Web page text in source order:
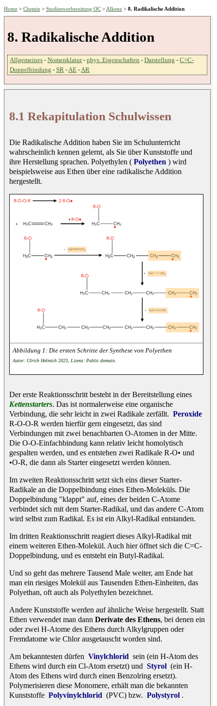
Home > Chemie > Studienvorbereitung OC > Alkene > 8. Radikalische Addition
8. Radikalische Addition
Allgemeines -Nomenklatur-phys. Eigenschaften -Darstellung -C=C-
Doppelbindung -SR - AE - AR
8.1 Rekapitulation Schulwissen
Die Radikalische Addition haben Sie im Schulunterricht
wahrscheinlich kennen gelernt, als Sie über Kunststoffe und
ihre Herstellung sprachen. Polyethylen ( Polyethen ) wird
beispielsweise aus Ethen über eine radikalische Addition
hergestellt.
Die ersten Schritte der Synthese von Polyethen
Autor: Ulrich Helmich 2023, Lizenz: Public domain.
Der erste Reaktionsschritt besteht in der Bereitstellung eines
Kettenstarters. Das ist normalerweise eine organische
Verbindung, die sehr leicht in zwei Radikale zerfällt. Peroxide
R-O-O-R werden hierfür gern eingesetzt, das sind
Verbindungen mit zwei benachbarten O-Atomen in der Mitte.
Die O-O-Einfachbindung kann relativ leicht homolytisch
gespalten werden, und es entstehen zwei Radikale R-O• und
•O-R, die dann als Starter eingesetzt werden können.
Im zweiten Reaktionsschritt setzt sich eins dieser Starter-
Radikale an die Doppelbindung eines Ethen-Moleküls. Die
Doppelbindung "klappt" auf, eines der beiden C-Atome
verbindet sich mit dem Starter-Radikal, und das andere C-Atom
wird selbst zum Radikal. Es ist ein Alkyl-Radikal entstanden.
Im dritten Reaktionsschritt reagiert dieses Alkyl-Radikal mit
einem weiteren Ethen-Molekül. Auch hier öffnet sich die C=C-
Doppelbindung, und es entsteht ein Butyl-Radikal.
Und so geht das mehrere Tausend Male weiter, am Ende hat
man ein riesiges Molekül aus Tausenden Ethen-Einheiten, das
Polyethan, oft auch als Polyethylen bezeichnet.
Andere Kunststoffe werden auf ähnliche Weise hergestellt. Statt
Ethen verwendet man dann Derivate des Ethens, bei denen ein
oder zwei H-Atome des Ethens durch Alkylgruppen oder
Fremdatome wie Chlor ausgetauscht worden sind.
Am bekanntesten dürfen Vinylchlorid sein (ein H-Atom des
Ethens wird durch ein Cl-Atom ersetzt) und Styrol (ein H-
Atom des Ethens wird durch einen Benzolring ersetzt).
Polymerisieren diese Monomere, erhält man die bekannten
Kunststoffe Polyvinylchlorid (PVC) bzw. Polystyrol .